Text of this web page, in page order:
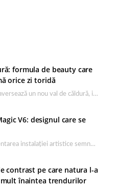
formula de beauty care
orice zi toridă
România traversează un nou val de căldură, iar rutina de îngrijire capătă un rol esențial…
V6: designul care se
După prezentarea instalației artistice semnată de Catrinel Săbăciag în cadrul evenimentului de lansare HONOR Magic…
contrast pe care natura l-a
înaintea trendurilor